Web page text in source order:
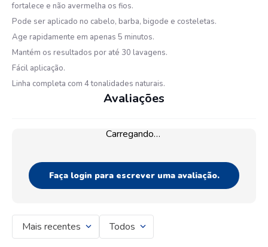
fortalece e não avermelha os fios.
Pode ser aplicado no cabelo, barba, bigode e costeletas.
Age rapidamente em apenas 5 minutos.
Mantém os resultados por até 30 lavagens.
Fácil aplicação.
Linha completa com 4 tonalidades naturais.
Avaliações
Carregando…
Faça login para escrever uma avaliação.
Mais recentes Todos